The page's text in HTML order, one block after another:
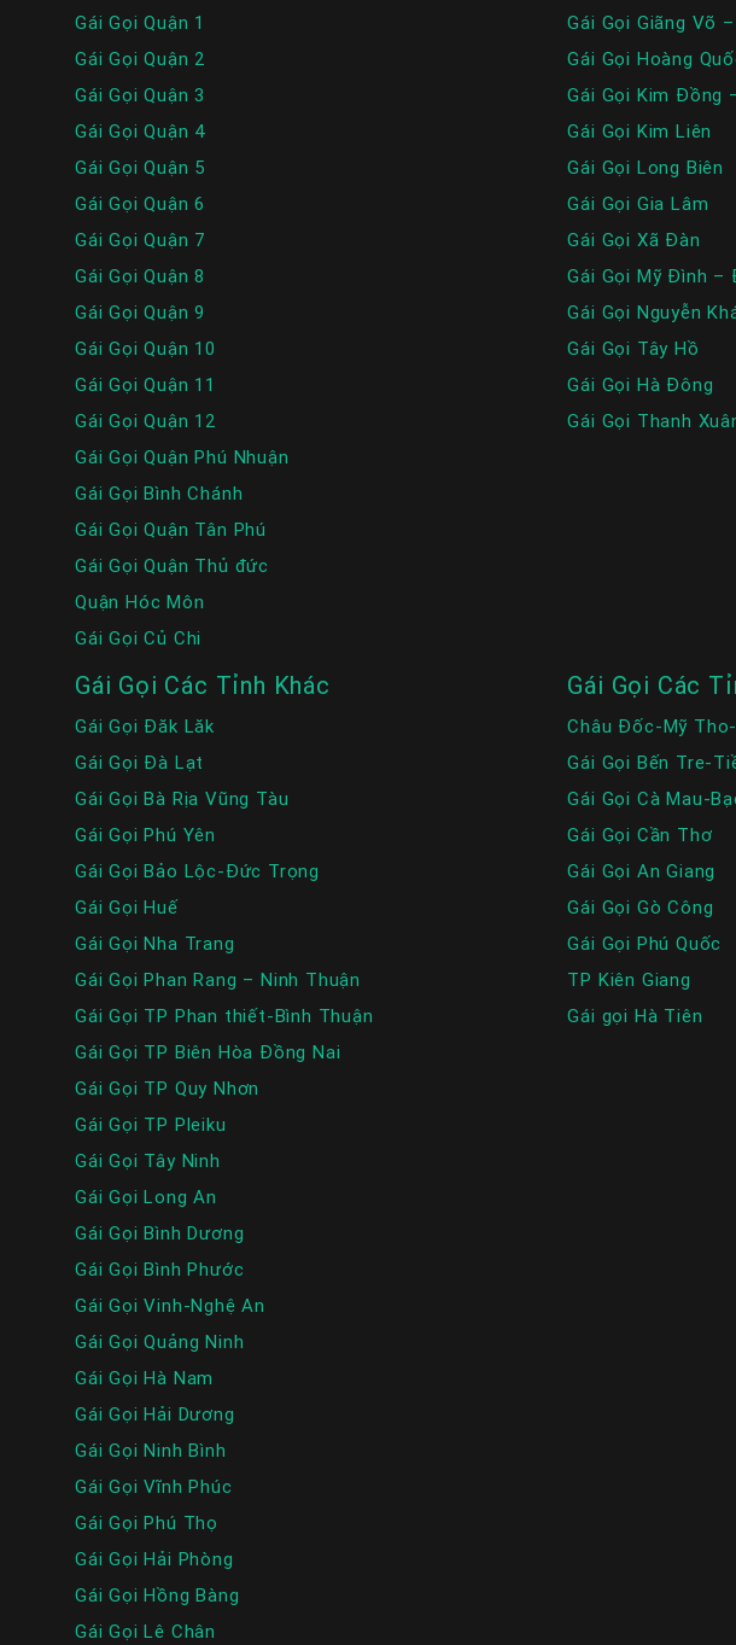
Gái Gọi Quận 1
Gái Gọi Quận 2
Gái Gọi Quận 3
Gái Gọi Quận 4
Gái Gọi Quận 5
Gái Gọi Quận 6
Gái Gọi Quận 7
Gái Gọi Quận 8
Gái Gọi Quận 9
Gái Gọi Quận 10
Gái Gọi Quận 11
Gái Gọi Quận 12
Gái Gọi Quận Phú Nhuận
Gái Gọi Bình Chánh
Gái Gọi Quận Tân Phú
Gái Gọi Quận Thủ đức
Quận Hóc Môn
Gái Gọi Củ Chi
Gái Gọi Giãng Võ
Gái Gọi Hoàng
Gái Gọi Kim Đồng
Gái Gọi Kim Liên
Gái Gọi Long Biên
Gái Gọi Gia Lâm
Gái Gọi Xã Đàn
Gái Gọi Mỹ Đình –
Gái Gọi Nguyễn
Gái Gọi Tây Hồ
Gái Gọi Hà Đông
Gái Gọi Thanh
Gái Gọi Các Tỉnh Khác
Gái Gọi Đăk Lăk
Gái Gọi Đà Lạt
Gái Gọi Bà Rịa Vũng Tàu
Gái Gọi Phú Yên
Gái Gọi Bảo Lộc-Đức Trọng
Gái Gọi Huế
Gái Gọi Nha Trang
Gái Gọi Phan Rang – Ninh Thuận
Gái Gọi TP Phan thiết-Bình Thuận
Gái Gọi TP Biên Hòa Đồng Nai
Gái Gọi TP Quy Nhơn
Gái Gọi TP Pleiku
Gái Gọi Tây Ninh
Gái Gọi Long An
Gái Gọi Bình Dương
Gái Gọi Bình Phước
Gái Gọi Vinh-Nghệ An
Gái Gọi Quảng Ninh
Gái Gọi Hà Nam
Gái Gọi Hải Dương
Gái Gọi Ninh Bình
Gái Gọi Vĩnh Phúc
Gái Gọi Phú Thọ
Gái Gọi Hải Phòng
Gái Gọi Hồng Bàng
Gái Gọi Lê Chân
Gái Gọi Các
Châu Đốc-Mỹ
Gái Gọi Bến Tre-
Gái Gọi Cà Mau-
Gái Gọi Cần Thơ
Gái Gọi An Giang
Gái Gọi Gò Công
Gái Gọi Phú Quốc
TP Kiên Giang
Gái gọi Hà Tiên